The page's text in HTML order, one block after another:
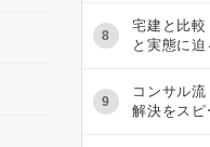
8
宅建と比
と実態に迫
9
コンサル
解決をスピ